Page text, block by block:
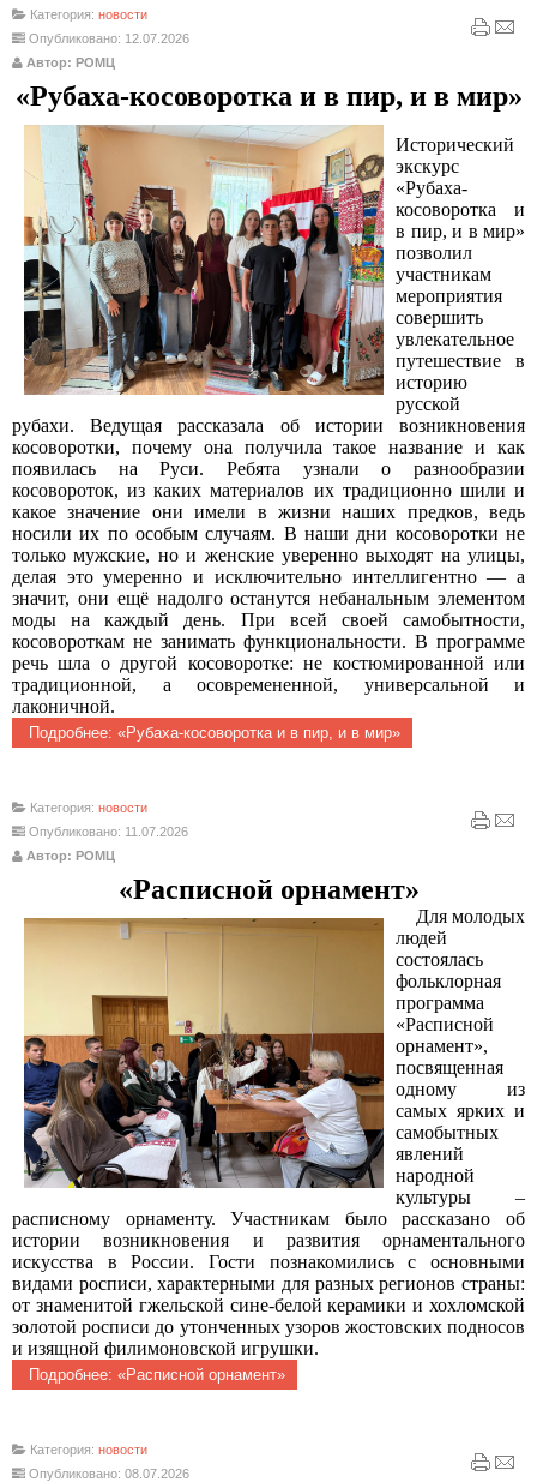
Категория: новости
Опубликовано: 12.07.2026
Автор: РОМЦ
«Рубаха-косоворотка и в пир, и в мир»
Исторический
экскурс
«Рубаха-
косоворотка и
в пир, и в мир»
позволил
участникам
мероприятия
совершить
увлекательное
путешествие в
историю
русской
рубахи.
Ведущая рассказала об истории возникновения
косоворотки, почему она получила такое название и как
появилась на Руси. Ребята узнали о разнообразии
косовороток, из каких материалов их традиционно шили и
какое значение они имели в жизни наших предков, ведь
носили их по особым случаям. В наши дни косоворотки не
только мужские, но и женские уверенно выходят на улицы,
делая это умеренно и исключительно интеллигентно — а
значит, они ещё надолго останутся небанальным элементом
моды на каждый день. При всей своей самобытности,
косовороткам не занимать функциональности. В программе
речь шла о другой косоворотке: не костюмированной или
традиционной, а осовремененной, универсальной и
лаконичной.
Подробнее: «Рубаха-косоворотка и в пир, и в мир»
Категория: новости
Опубликовано: 11.07.2026
Автор: РОМЦ
«Расписной орнамент»
Для молодых
людей
состоялась
фольклорная
программа
«Расписной
орнамент»,
посвященная
одному из
самых ярких и
самобытных
явлений
народной
культуры –
расписному орнаменту.
Участникам было рассказано об
истории возникновения и развития орнаментального
искусства в России. Гости познакомились с основными
видами росписи, характерными для разных регионов страны:
от знаменитой гжельской сине-белой керамики и хохломской
золотой росписи до утонченных узоров жостовских подносов
и изящной филимоновской игрушки.
Подробнее: «Расписной орнамент»
Категория: новости
Опубликовано: 08.07.2026